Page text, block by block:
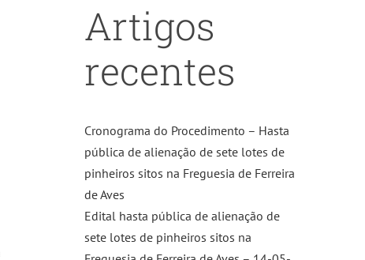
Artigos
recentes
Cronograma do Procedimento – Hasta
pública de alienação de sete lotes de
pinheiros sitos na Freguesia de Ferreira
de Aves
Edital hasta pública de alienação de
sete lotes de pinheiros sitos na